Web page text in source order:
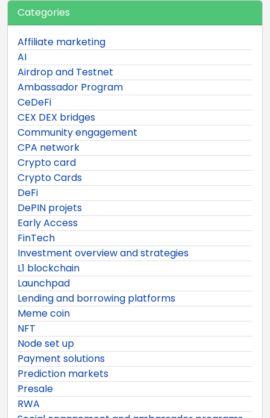
Categories
Affiliate marketing
AI
Airdrop and Testnet
Ambassador Program
CeDeFi
CEX DEX bridges
Community engagement
CPA network
Crypto card
Crypto Cards
DeFi
DePIN projets
Early Access
FinTech
Investment overview and strategies
L1 blockchain
Launchpad
Lending and borrowing platforms
Meme coin
NFT
Node set up
Payment solutions
Prediction markets
Presale
RWA